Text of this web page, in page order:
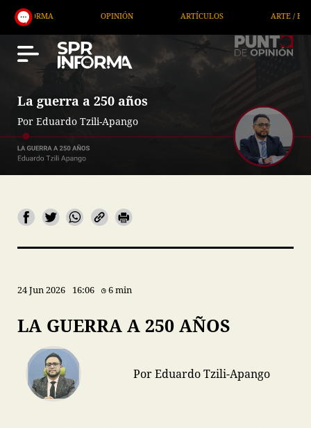
ARTÍCULOS ARTE /
La guerra a 250 años
Por Eduardo Tzili-Apango
24 Jun 2026 16:06 6 min
LA GUERRA A 250 AÑOS
Por Eduardo Tzili-Apango